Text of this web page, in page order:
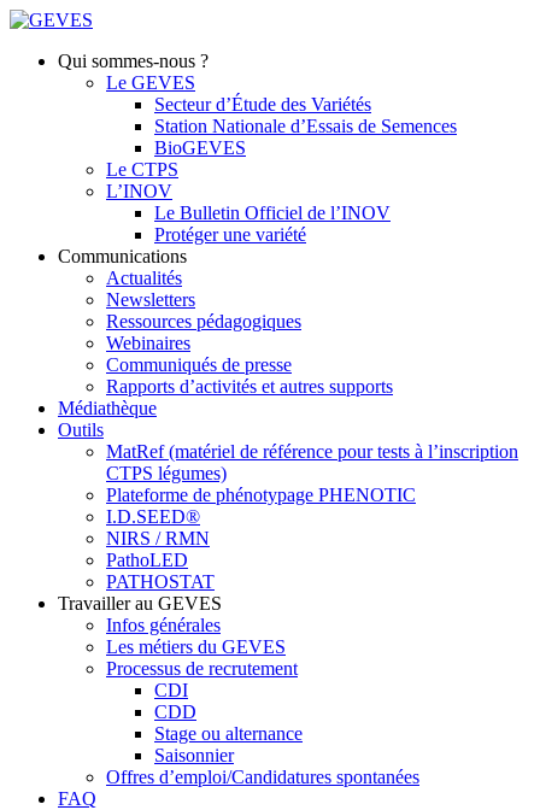
Qui sommes-nous ?
Le GEVES
Secteur d’Étude des Variétés
Station Nationale d’Essais de Semences
BioGEVES
Le CTPS
L’INOV
Le Bulletin Officiel de l’INOV
Protéger une variété
Communications
Actualités
Newsletters
Ressources pédagogiques
Webinaires
Communiqués de presse
Rapports d’activités et autres supports
Médiathèque
Outils
MatRef (matériel de référence pour tests à l’inscription
CTPS légumes)
Plateforme de phénotypage PHENOTIC
I.D.SEED®
NIRS / RMN
PathoLED
PATHOSTAT
Travailler au GEVES
Infos générales
Les métiers du GEVES
Processus de recrutement
CDI
CDD
Stage ou alternance
Saisonnier
Offres d’emploi/Candidatures spontanées
FAQ